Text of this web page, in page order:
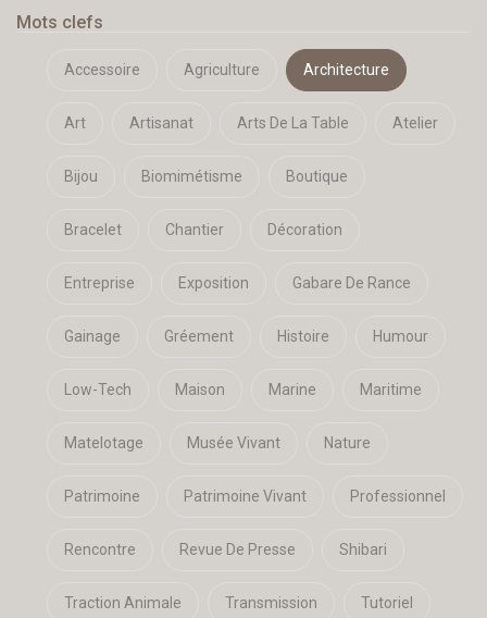
Mots clefs
Accessoire Agriculture Architecture
Art Artisanat Arts De La Table Atelier
Bijou Biomimétisme Boutique
Bracelet Chantier Décoration
Entreprise Exposition Gabare De Rance
Gainage Gréement Histoire Humour
Low-Tech Maison Marine Maritime
Matelotage Musée Vivant Nature
Patrimoine Patrimoine Vivant Professionnel
Rencontre Revue De Presse Shibari
Traction Animale Transmission Tutoriel